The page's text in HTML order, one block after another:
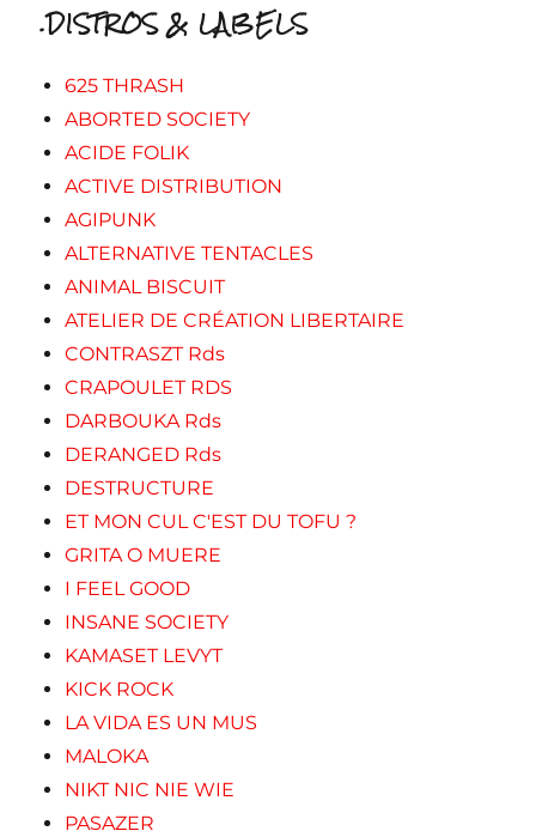
.DISTROS & LABELS
625 THRASH
ABORTED SOCIETY
ACIDE FOLIK
ACTIVE DISTRIBUTION
AGIPUNK
ALTERNATIVE TENTACLES
ANIMAL BISCUIT
ATELIER DE CRÉATION LIBERTAIRE
CONTRASZT Rds
CRAPOULET RDS
DARBOUKA Rds
DERANGED Rds
DESTRUCTURE
ET MON CUL C'EST DU TOFU ?
GRITA O MUERE
I FEEL GOOD
INSANE SOCIETY
KAMASET LEVYT
KICK ROCK
LA VIDA ES UN MUS
MALOKA
NIKT NIC NIE WIE
PASAZER